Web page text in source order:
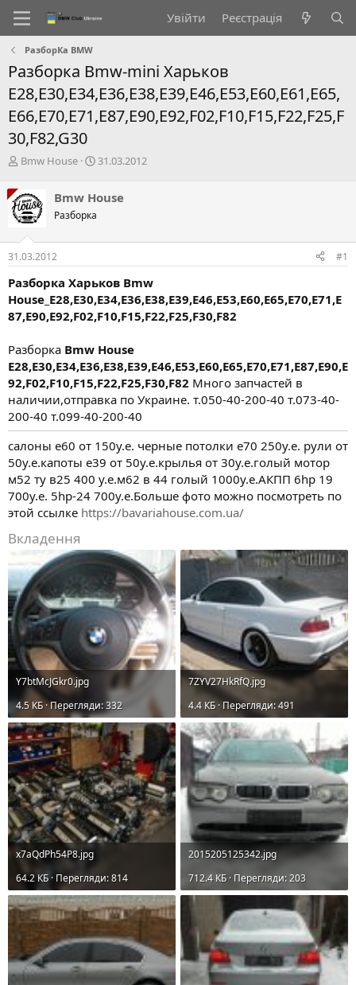
Увійти Реєстрація
РазборКа BMW
Разборка Bmw-mini Харьков
E28,E30,Е34,E36,Е38,Е39,Е46,Е53,Е60,Е61,Е65,
Е66,Е70,Е71,Е87,E90,Е92,F02,F10,F15,F22,F25,F
30,F82,G30
А
о
р
е
м
Bmw House
Д
а
в
е
н
н
31.03.2012
Bmw House
Разборка
31.03.2012 #1
Разборка Харьков Bmw
House_E28,Е30,Е34,E36,Е38,Е39,Е46,Е53,Е60,Е65,Е70,Е71,Е
87,E90,Е92,F02,F10,F15,F22,F25,F30,F82
Разборка Bmw House
E28,Е30,Е34,E36,Е38,Е39,Е46,Е53,Е60,Е65,Е70,Е71,Е87,E90,Е
92,F02,F10,F15,F22,F25,F30,F82 Много запчастей в
наличии,отправка по Украине. т.050-40-200-40 т.073-40-
200-40 т.099-40-200-40
салоны е60 от 150у.е. черные потолки е70 250у.е. рули от
50у.е.капоты е39 от 50у.е.крылья от 30у.е.голый мотор
м52 ту в25 400 у.е.м62 в 44 голый 1000у.е.АКПП 6hp 19
700у.е. 5hp-24 700у.е.Больше фото можно посмотреть по
этой ссылке https://bavariahouse.com.ua/
Вкладення
Y7btMcJGkr0.jpg
4.5 КБ · Перегляди: 332
7ZYV27HkRfQ.jpg
4.4 КБ · Перегляди: 491
x7aQdPh54P8.jpg
64.2 КБ · Перегляди: 814
2015205125342.jpg
712.4 КБ · Перегляди: 203